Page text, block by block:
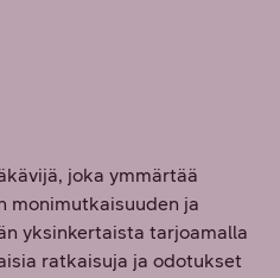
joka ymmärtää
monimutkaisuuden ja
yksinkertaista tarjoamalla
ratkaisuja ja odotukset